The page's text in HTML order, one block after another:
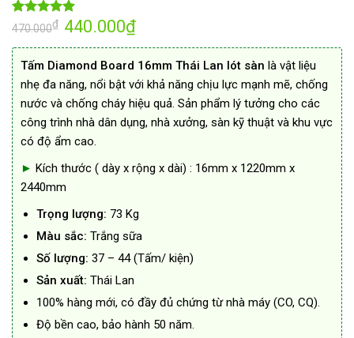
4.93 trên 5
45
đánh giá
470.000₫
Giá
gốc
là:
440.000₫Giá
tại
440.000₫.
Tấm Diamond Board 16mm Thái Lan lót sàn là vật liệu
nhẹ đa năng, nổi bật với khả năng chịu lực mạnh mẽ, chống
nước và chống cháy hiệu quả. Sản phẩm lý tưởng cho các
công trình nhà dân dụng, nhà xưởng, sàn kỹ thuật và khu vực
có độ ẩm cao.
► Kích thước ( dày x rộng x dài) : 16mm x 1220mm x
2440mm
Trọng lượng: 73 Kg
Màu sắc: Trắng sữa
Số lượng: 37 – 44 (Tấm/ kiện)
Sản xuất: Thái Lan
100% hàng mới, có đầy đủ chứng từ nhà máy (CO, CQ).
Độ bền cao, bảo hành 50 năm.